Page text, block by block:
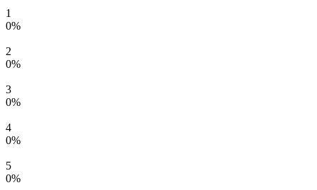
1
0%
2
0%
3
0%
4
0%
5
0%